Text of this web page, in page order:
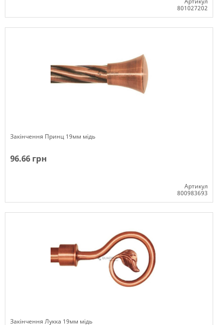
801027202
Закінчення Принц 19мм мідь
96.66 грн
Артикул
800983693
Закінчення Лукка 19мм мідь